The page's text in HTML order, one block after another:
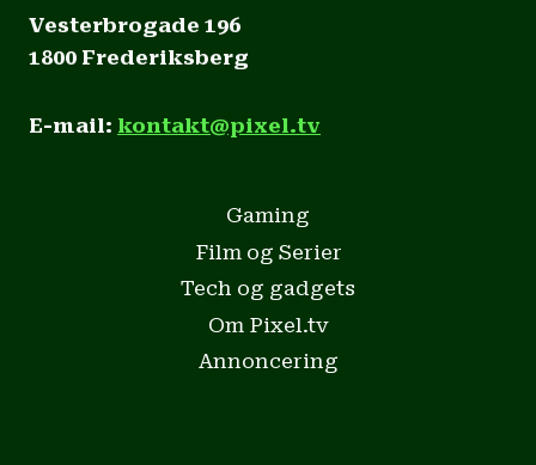
Vesterbrogade 196
1800 Frederiksberg
E-mail: kontakt@pixel.tv
Gaming
Film og Serier
Tech og gadgets
Om Pixel.tv
Annoncering